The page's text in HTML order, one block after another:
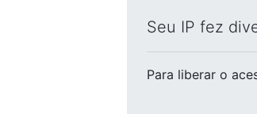
Seu IP fez
Para liberar o